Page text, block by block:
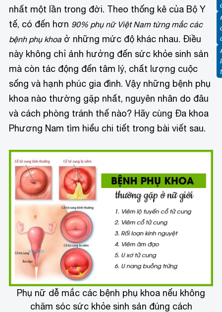
nhất một lần trong đời. Theo thống kê của Bộ Y
tế, có đến hơn 90% phụ nữ Việt Nam từng mắc các
bệnh phụ khoa ở những mức độ khác nhau. Điều
này không chỉ ảnh hưởng đến sức khỏe sinh sản
mà còn tác động đến tâm lý, chất lượng cuộc
sống và hạnh phúc gia đình. Vậy những bệnh phụ
khoa nào thường gặp nhất, nguyên nhân do đâu
và cách phòng tránh thế nào? Hãy cùng Đa khoa
Phương Nam tìm hiểu chi tiết trong bài viết sau.
Phụ nữ dễ mắc các bệnh phụ khoa nếu không
chăm sóc sức khỏe sinh sản đúng cách